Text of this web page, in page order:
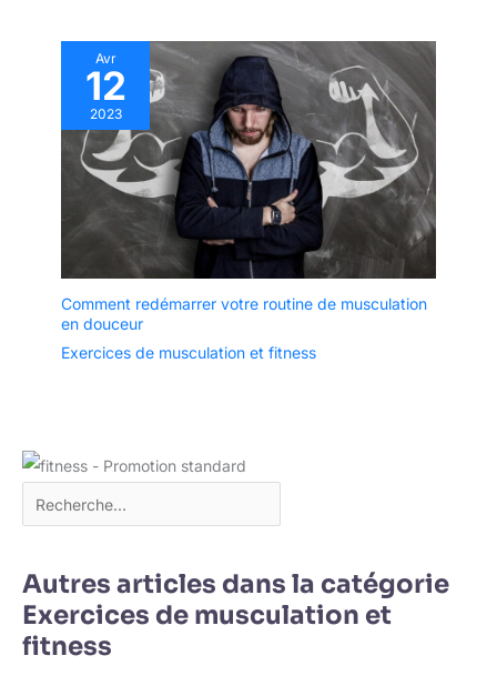
Avr
12
2023
Comment redémarrer votre routine de musculation
en douceur
Exercices de musculation et fitness
Autres articles dans la catégorie
Exercices de musculation et
fitness